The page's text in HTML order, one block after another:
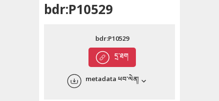
English
bdr:P10529
དྲ་ཐག
bdr:P10529
metadata ཕབ་ལེན།